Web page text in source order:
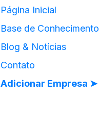
Página Inicial
Base de Conhecimento
Blog & Notícias
Contato
Adicionar Empresa ➤